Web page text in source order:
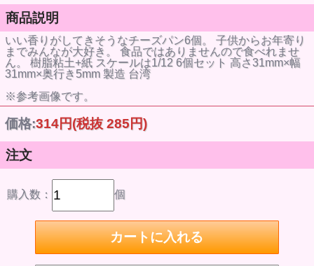
商品説明
いい香りがしてきそうなチーズパン6個。 子供からお年寄り
までみんなが大好き。 食品ではありませんので食べれませ
ん。 樹脂粘土+紙 スケールは1/12 6個セット 高さ31mm×幅
31mm×奥行き5mm 製造 台湾
※参考画像です。
価格:314円(税抜 285円)
注文
購入数： 個